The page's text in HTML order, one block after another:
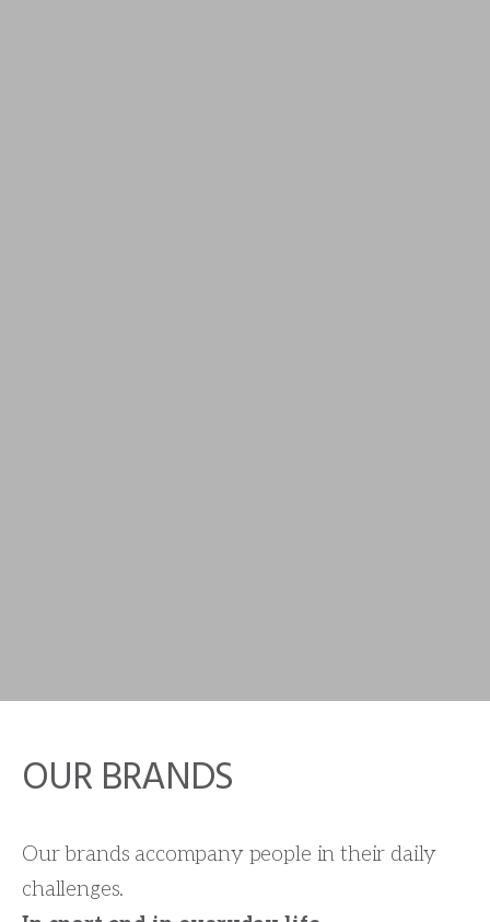
OUR BRANDS
Our brands accompany people in their daily
challenges.